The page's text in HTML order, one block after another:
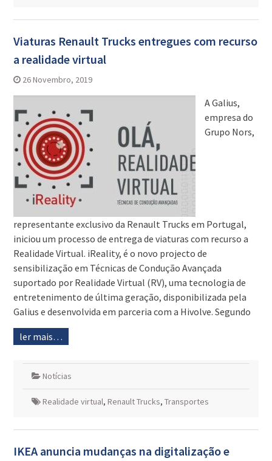
Viaturas Renault Trucks entregues com recurso
a realidade virtual
26 Novembro, 2019
A Galius,
empresa do
Grupo Nors,
representante exclusivo da Renault Trucks em Portugal,
iniciou um processo de entrega de viaturas com recurso a
Realidade Virtual. iReality, é o novo projecto de
sensibilização em Técnicas de Condução Avançada
suportado por Realidade Virtual (RV), uma tecnologia de
entretenimento de última geração, disponibilizada pela
Galius e desenvolvida em parceria com a Hivolve. Segundo
ler mais…
Notícias
Realidade virtual, Renault Trucks, Transportes
IKEA anuncia mudanças na digitalização e